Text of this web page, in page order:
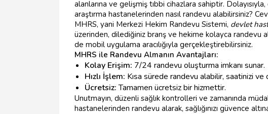
alanlarına ve gelişmiş tıbbi cihazlara sahiptir.
araştırma hastanelerinden nasıl randevu alabilirsiniz?
MHRS, yani Merkezi Hekim Randevu Sistemi, devlet
üzerinden, dilediğiniz branş ve hekime kolayca randevu
de mobil uygulama aracılığıyla gerçekleştirebilirsiniz.
MHRS ile Randevu Almanın Avantajları:
Kolay Erişim: 7/24 randevu oluşturma imkanı sunar.
Hızlı İşlem: Kısa sürede randevu alabilir, saatinizi
Ücretsiz:Tamamen ücretsiz bir hizmettir.
Unutmayın, düzenli sağlık kontrolleri ve zamanında
hastanelerinden randevu alarak, sağlığınızı güvence